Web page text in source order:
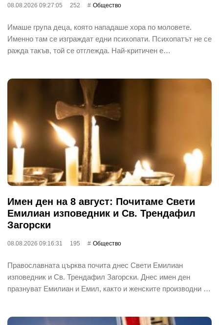
08.08.2026 09:27:05 252 Общество
Имаше група деца, която нападаше хора по моловете.
Именно там се изграждат едни психопати. Психопатът не се
ражда такъв, той се отглежда. Най-критичен е…
Имен ден на 8 август: Почитаме Свети
Емилиан изповедник и Св. Трендафил
Загорски
08.08.2026 09:16:31 195 Общество
Православната църква почита днес Свети Емилиан
изповедник и Св. Трендафил Загорски. Днес имен ден
празнуват Емилиан и Емил, както и женските производни …